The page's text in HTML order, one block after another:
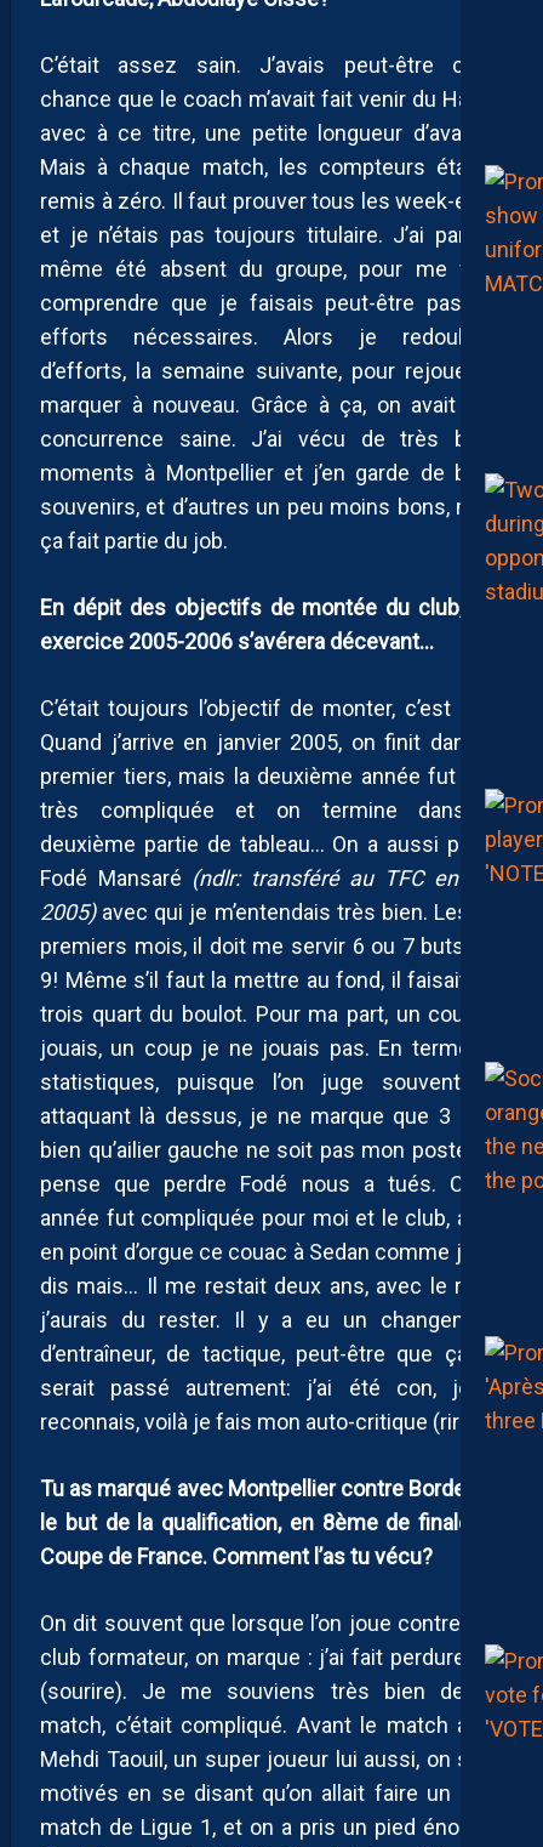
C’était assez sain. J’avais peut-être cette
chance que le coach m’avait fait venir du Havre,
avec à ce titre, une petite longueur d’avance.
Mais à chaque match, les compteurs étaient
remis à zéro. Il faut prouver tous les week-ends
et je n’étais pas toujours titulaire. J’ai parfois
même été absent du groupe, pour me faire
comprendre que je faisais peut-être pas les
efforts nécessaires. Alors je redoublais
d’efforts, la semaine suivante, pour rejouer et
marquer à nouveau. Grâce à ça, on avait une
concurrence saine. J’ai vécu de très bons
moments à Montpellier et j’en garde de bons
souvenirs, et d’autres un peu moins bons, mais
ça fait partie du job.
En dépit des objectifs de montée du club, cet
exercice 2005-2006 s’avérera décevant…
C’était toujours l’objectif de monter, c’est clair.
Quand j’arrive en janvier 2005, on finit dans le
premier tiers, mais la deuxième année fut très
très compliquée et on termine dans la
deuxième partie de tableau… On a aussi perdu
Fodé Mansaré (ndlr: transféré au TFC en juin
2005)avec qui je m’entendais très bien. Les six
premiers mois, il doit me servir 6 ou 7 buts sur
9! Même s’il faut la mettre au fond, il faisait les
trois quart du boulot. Pour ma part, un coup je
jouais, un coup je ne jouais pas. En terme de
statistiques, puisque l’on juge souvent un
attaquant là dessus, je ne marque que 3 buts
bien qu’ailier gauche ne soit pas mon poste. Je
pense que perdre Fodé nous a tués. Cette
année fut compliquée pour moi et le club, avec
en point d’orgue ce couac à Sedan comme je l’ai
dis mais… Il me restait deux ans, avec le recul
j’aurais du rester. Il y a eu un changement
d’entraîneur, de tactique, peut-être que ça se
serait passé autrement: j’ai été con, je le
reconnais, voilà je fais mon auto-critique (rires).
Tu as marqué avec Montpellier contre Bordeaux,
le but de la qualification, en 8ème de finale de
Coupe de France. Comment l’as tu vécu?
On dit souvent que lorsque l’on joue contre son
club formateur, on marque : j’ai fait perdurer ça
(sourire). Je me souviens très bien de ce
match, c’était compliqué. Avant le match avec
Mehdi Taouil, un super joueur lui aussi, on s’est
motivés en se disant qu’on allait faire un gros
match de Ligue 1, et on a pris un pied énorme.